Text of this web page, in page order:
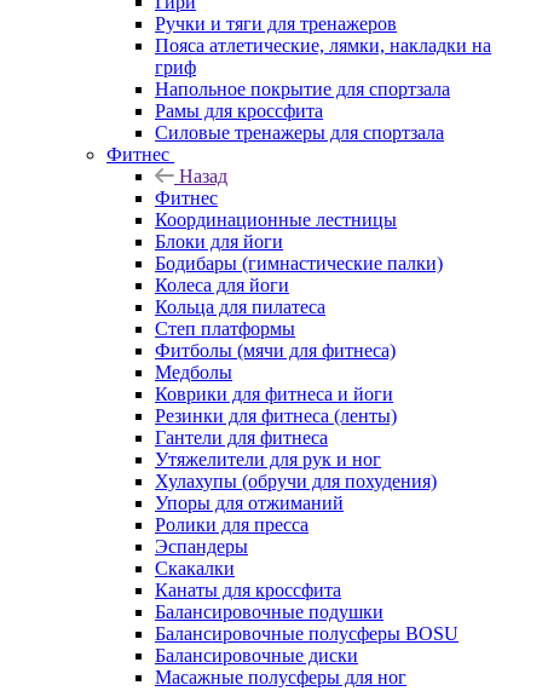
Ручки и тяги для тренажеров
Пояса атлетические, лямки, накладки на
гриф
Напольное покрытие для спортзала
Рамы для кроссфита
Силовые тренажеры для спортзала
Фитнес
Назад
Фитнес
Координационные лестницы
Блоки для йоги
Бодибары (гимнастические палки)
Колеса для йоги
Кольца для пилатеса
Степ платформы
Фитболы (мячи для фитнеса)
Медболы
Коврики для фитнеса и йоги
Резинки для фитнеса (ленты)
Гантели для фитнеса
Утяжелители для рук и ног
Хулахупы (обручи для похудения)
Упоры для отжиманий
Ролики для пресса
Эспандеры
Скакалки
Канаты для кроссфита
Балансировочные подушки
Балансировочные полусферы BOSU
Балансировочные диски
Масажные полусферы для ног